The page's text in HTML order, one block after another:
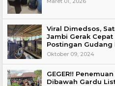
Viral Dimedsos,
Jambi Gerak
Postingan
Oktober 09, 2024
GEGER!!
Dibawah Gardu